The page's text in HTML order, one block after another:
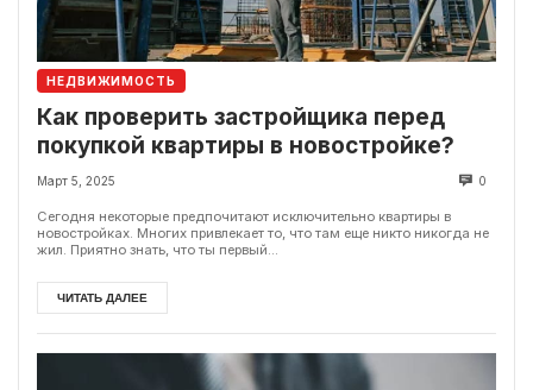
НЕДВИЖИМОСТЬ
Как проверить застройщика перед
покупкой квартиры в новостройке?
Март 5, 2025 0
Сегодня некоторые предпочитают исключительно квартиры в
новостройках. Многих привлекает то, что там еще никто никогда не
жил. Приятно знать, что ты первый...
ЧИТАТЬ ДАЛЕЕ